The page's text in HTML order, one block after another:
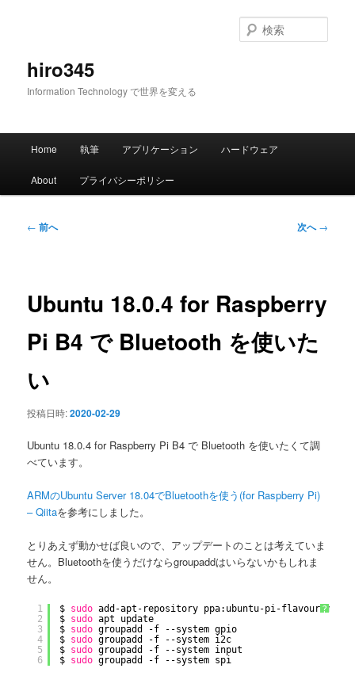
hiro345
Information Technology で世界を変える
索
メ
Home 執筆 アプリケーション ハードウェア
About プライバシーポリシー
投
ー
ョ
← 前へ 次へ→
Ubuntu 18.0.4 for Raspberry
Pi B4 で Bluetooth を使いた
い
投稿日時:2020-02-29
Ubuntu 18.0.4 for Raspberry Pi B4 で Bluetooth を使いたくて調
べています。
ARMのUbuntu Server 18.04でBluetoothを使う(for Raspberry Pi)
– Qiitaを参考にしました。
とりあえず動かせば良いので、アップデートのことは考えていま
せん。Bluetoothを使うだけならgroupaddはいらないかもしれま
せん。
?
1
2
3
4
5
6
$ sudo add-apt-repository ppa:ubuntu-pi-flavour-
$ sudo apt update
$ sudo groupadd -f --system gpio
$ sudo groupadd -f --system i2c
$ sudo groupadd -f --system input
$ sudo groupadd -f --system spi